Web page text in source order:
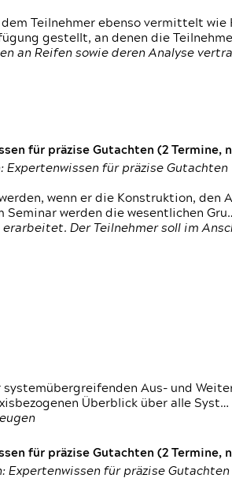
Teilnehmer ebenso vermittelt wie
gestellt, an denen die
an Reifen sowie deren Analyse
für präzise Gutachten (2 Termine,
Expertenwissen für präzise Gutachten
wenn er die Konstruktion, den
werden die wesentlichen
Der Teilnehmer soll im
Aus- und
Überblick über alle Syst…
für präzise Gutachten (2 Termine,
Expertenwissen für präzise Gutachten